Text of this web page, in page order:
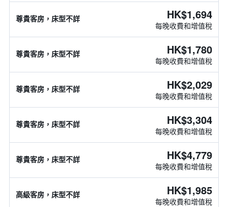
尊貴客房，床型不詳 HK$1,694
每晚收費和增值稅
尊貴客房，床型不詳 HK$1,780
每晚收費和增值稅
尊貴客房，床型不詳 HK$2,029
每晚收費和增值稅
尊貴客房，床型不詳 HK$3,304
每晚收費和增值稅
尊貴客房，床型不詳 HK$4,779
每晚收費和增值稅
高級客房，床型不詳 HK$1,985
每晚收費和增值稅